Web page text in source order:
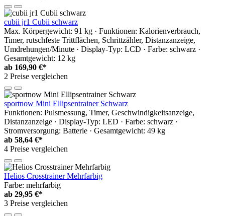
cubii jr1 Cubii schwarz
Max. Körpergewicht: 91 kg · Funktionen: Kalorienverbrauch,
Timer, rutschfeste Trittflächen, Schrittzähler, Distanzanzeige,
Umdrehungen/Minute · Display-Typ: LCD · Farbe: schwarz ·
Gesamtgewicht: 12 kg
ab 169,90 €*
2 Preise vergleichen
sportnow Mini Ellipsentrainer Schwarz
Funktionen: Pulsmessung, Timer, Geschwindigkeitsanzeige,
Distanzanzeige · Display-Typ: LED · Farbe: schwarz ·
Stromversorgung: Batterie · Gesamtgewicht: 49 kg
ab 58,64 €*
4 Preise vergleichen
Helios Crosstrainer Mehrfarbig
Farbe: mehrfarbig
ab 29,95 €*
3 Preise vergleichen